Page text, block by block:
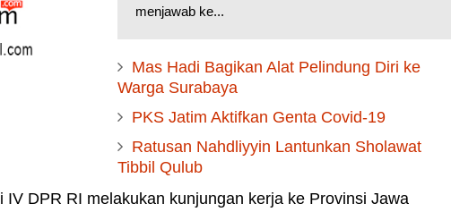
menjawab ke...
Mas Hadi Bagikan Alat Pelindung Diri ke
Warga Surabaya
PKS Jatim Aktifkan Genta Covid-19
Ratusan Nahdliyyin Lantunkan Sholawat
Tibbil Qulub
DPR RI melakukan kunjungan kerja ke Provinsi Jawa